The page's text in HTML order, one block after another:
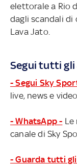
elettorale a Rio
dagli scandali di
Lava Jato.
Segui tutti gli
- Segui Sky
live, news e video
- WhatsApp - Le
canale di Sky
- Guarda tutti